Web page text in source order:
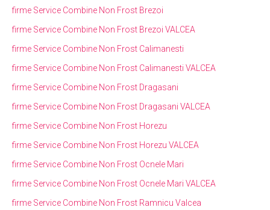
firme Service Combine Non Frost Brezoi
firme Service Combine Non Frost Brezoi VALCEA
firme Service Combine Non Frost Calimanesti
firme Service Combine Non Frost Calimanesti VALCEA
firme Service Combine Non Frost Dragasani
firme Service Combine Non Frost Dragasani VALCEA
firme Service Combine Non Frost Horezu
firme Service Combine Non Frost Horezu VALCEA
firme Service Combine Non Frost Ocnele Mari
firme Service Combine Non Frost Ocnele Mari VALCEA
firme Service Combine Non Frost Ramnicu Valcea